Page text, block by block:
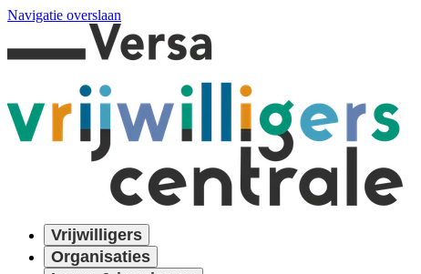
Navigatie overslaan
Vrijwilligers
Organisaties